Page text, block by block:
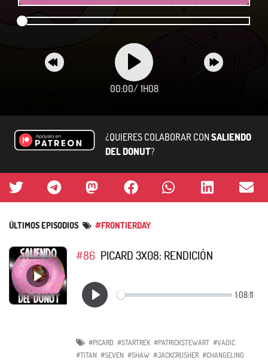
00:00/ 1H08
¿QUIERES COLABORAR CONSALIENDO
DEL DONUT?
ÚLTIMOS EPISODIOS #FRONTIERDAY
#86 PICARD 3X08: RENDICIÓN
#PICARD #STARTREK #PATRICKSTEWART #VADIC
#TITAN #SEVEN #SHAW #JACKCRUSHER #CHANGELING